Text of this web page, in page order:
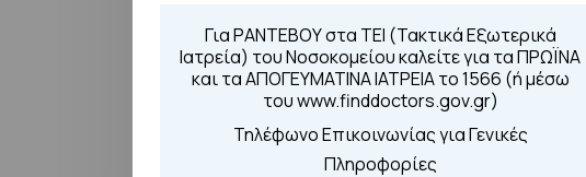
Για ΡΑΝΤΕΒΟΥ στα ΤΕΙ (Τακτικά Εξωτερικά
Ιατρεία) του Νοσοκομείου καλείτε για τα ΠΡΩΪΝΑ
και τα ΑΠΟΓΕΥΜΑΤΙΝΑ ΙΑΤΡΕΙΑ το 1566 (ή μέσω
του www.finddoctors.gov.gr)
Τηλέφωνο Επικοινωνίας για Γενικές
Πληροφορίες